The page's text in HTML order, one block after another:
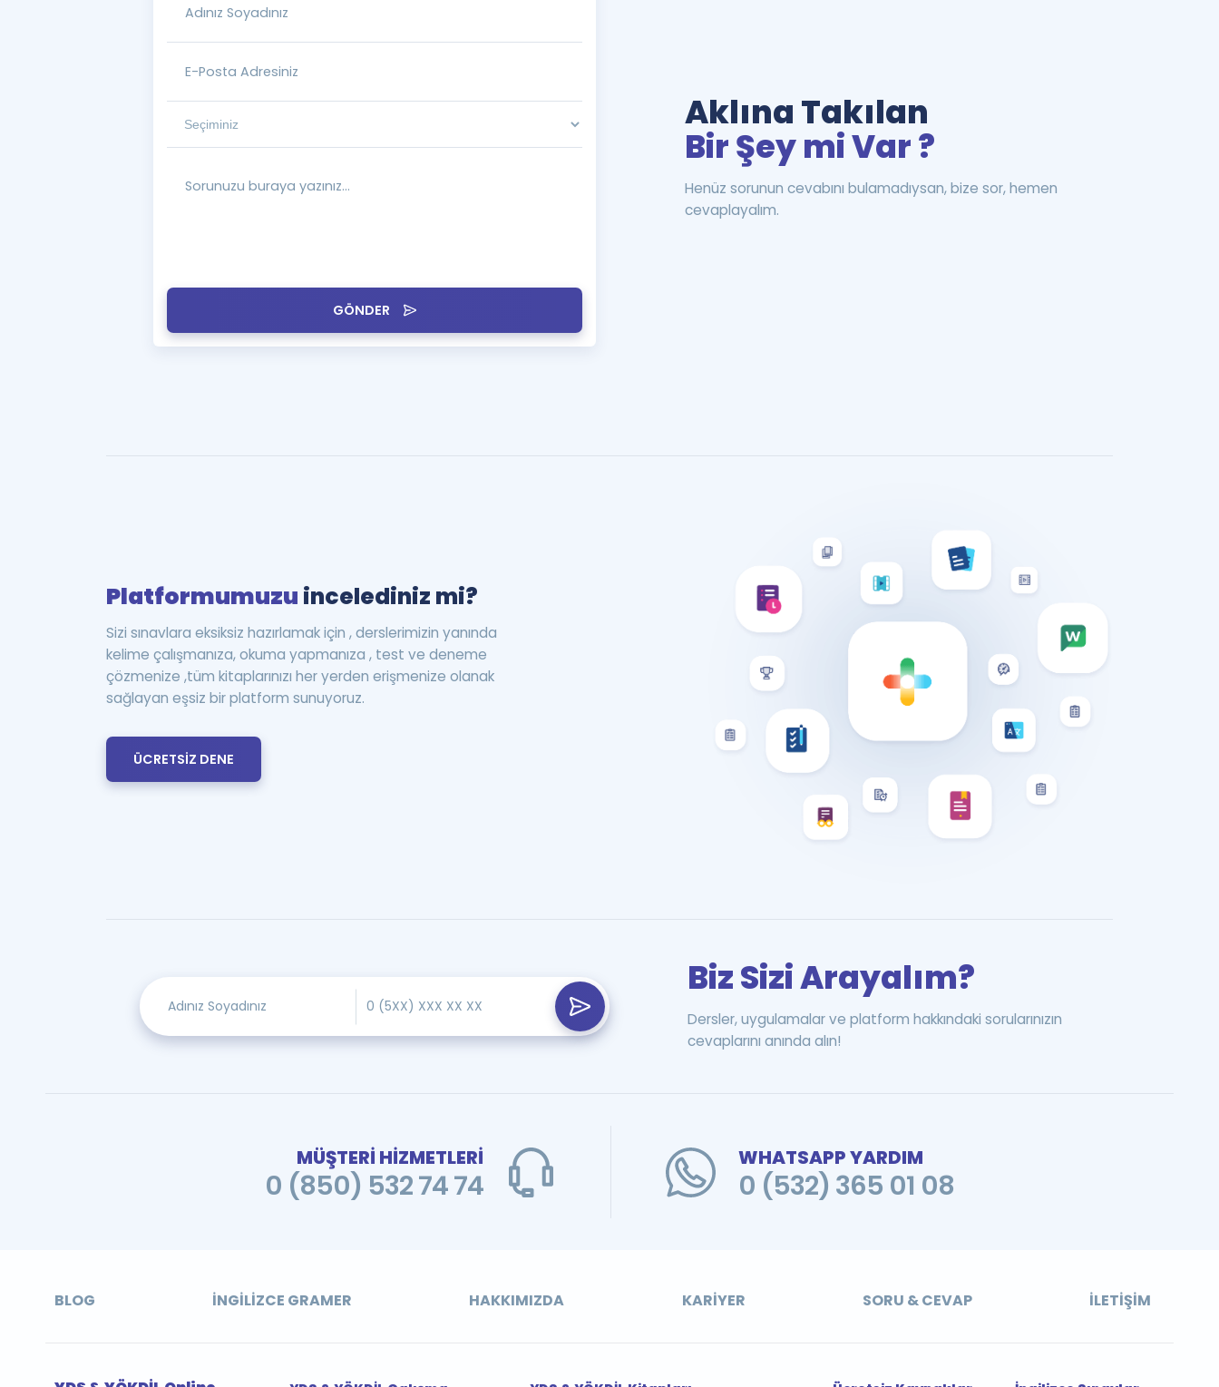
GÖNDER
Aklına Takılan
Bir Şey mi Var ?
Henüz sorunun cevabını bulamadıysan, bize sor, hemen
cevaplayalım.
Platformumuzu incelediniz mi?
Sizi sınavlara eksiksiz hazırlamak için , derslerimizin yanında
kelime çalışmanıza, okuma yapmanıza , test ve deneme
çözmenize ,tüm kitaplarınızı her yerden erişmenize olanak
sağlayan eşsiz bir platform sunuyoruz.
ÜCRETSİZ DENE
Biz Sizi Arayalım?
Dersler, uygulamalar ve platform hakkındaki sorularınızın
cevaplarını anında alın!
MÜŞTERİ HİZMETLERİ
0 (850) 532 74 74
WHATSAPP YARDIM
0 (532) 365 01 08
BLOG İNGILIZCE GRAMER HAKKIMIZDA KARIYER SORU & CEVAP İLETIŞIM